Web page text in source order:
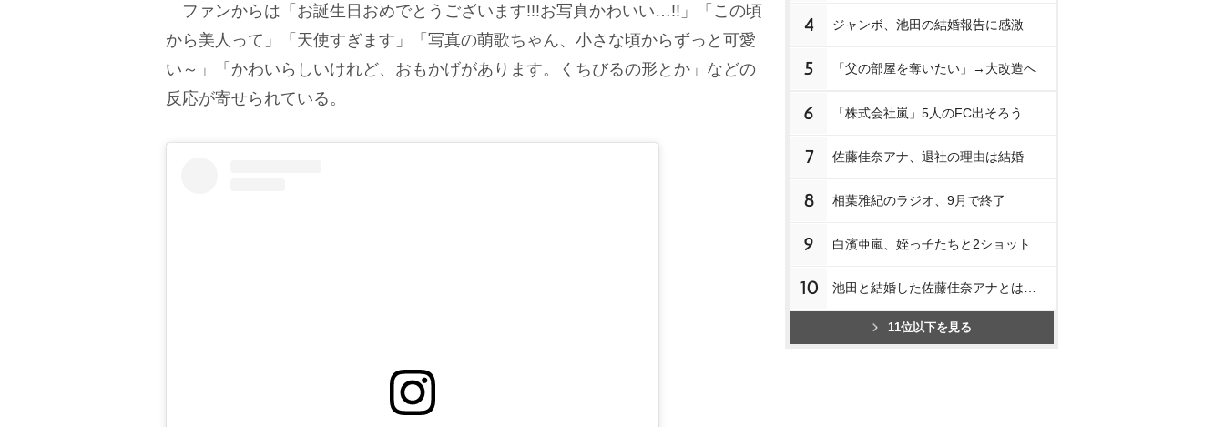
ファンからは「お誕生日おめでとうございます!!!お写真かわいい…!!」「この頃
から美人って」「天使すぎます」「写真の萌歌ちゃん、小さな頃からずっと可愛
い～」「かわいらしいけれど、おもかげがあります。くちびるの形とか」などの
反応が寄せられている。
4 ジャンボ、池田の結婚報告に感激
5 「父の部屋を奪いたい」→大改造へ
6 「株式会社嵐」5人のFC出そろう
7 佐藤佳奈アナ、退社の理由は結婚
8 相葉雅紀のラジオ、9月で終了
9 白濱亜嵐、姪っ子たちと2ショット
10 池田と結婚した佐藤佳奈アナとは…
11位以下を見る